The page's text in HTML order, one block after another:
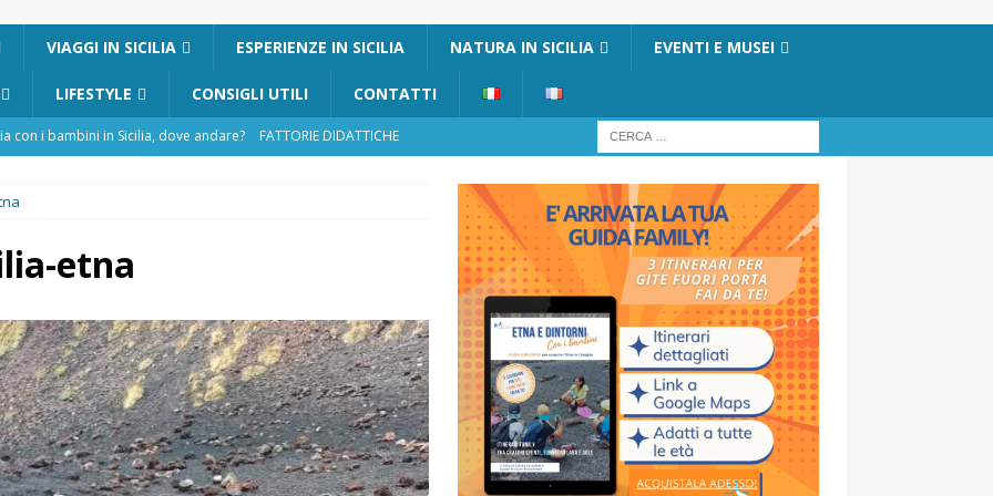
VIAGGI IN SICILIA ESPERIENZE IN SICILIA NATURA IN SICILIA EVENTI E MUSEI
LIFESTYLE CONSIGLI UTILI CONTATTI
con i bambini in Sicilia, dove andare?
FATTORIE DIDATTICHE
con i bambini: mare, attività e tour a prova di famiglia
Sicilia in inverno con i bambini NATALE IN SICILIA
con i bambini: itinerari e consigli utili GITE FUORI PORTA
con bambini: guida completa su come arrivare, percorso
dammusi vista mare e resort immersi nella natura
etna